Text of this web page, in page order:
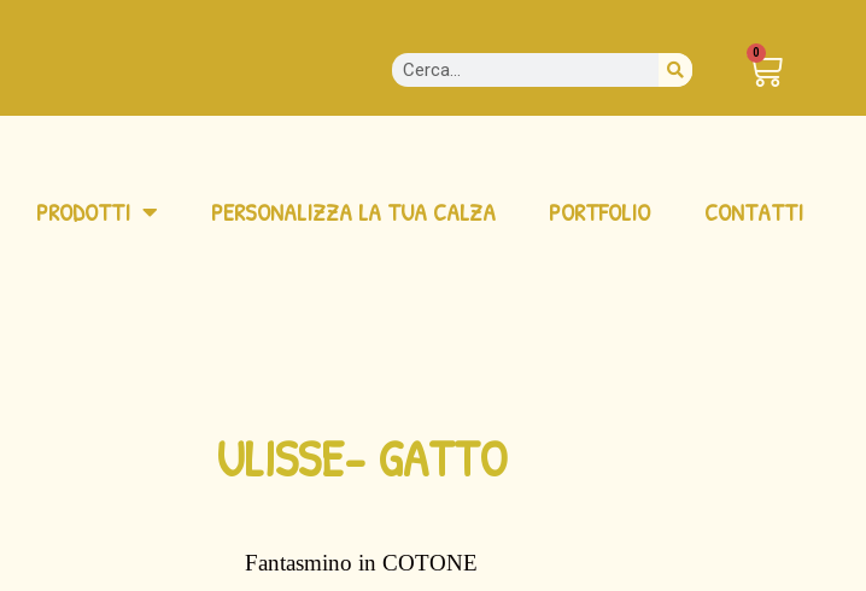
0
PRODOTTI PERSONALIZZA LA TUA CALZA PORTFOLIO CONTATTI
ULISSE- GATTO
Fantasmino in COTONE